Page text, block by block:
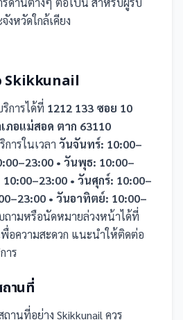
หวัดใกล้เคียง
Skikkunail
การได้ที่ 1212 133 ซอย 10
ภอแม่สอด ตาก 63110
การในเวลา วันจันทร์: 10:00–
• วันพุธ: 10:00–
• วันศุกร์: 10:00–
• วันอาทิตย์: 10:00–
ถามหรือนัดหมายล่วงหน้าได้ที่
พื่อความสะดวก แนะนำให้ติดต่อ
าร
านที่
ถานที่อย่าง Skikkunail ควร